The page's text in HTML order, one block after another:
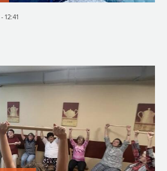
12:41